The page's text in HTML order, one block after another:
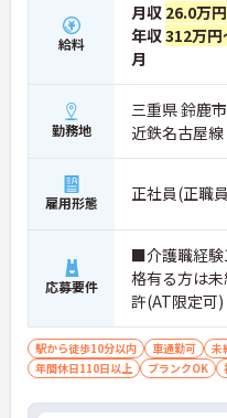
★おすすめPOINT★
・広域支援員として複数の
ームのパートスタッフの教育
ネージャー候補としてのス
す。
があり、20代から60代まで
ます。年間休日も114日確保
なく長期的なキャリアを築い
・全施設がバリアフリー設
おり、清潔感にあふれた美
に加え、ソフト面でも「献
備」により現場の負担が大
ご利用者様の安全性はもち
っても身体的負担が少なく
保って業務に集中できます。
給料
月収 26.0万円
年収312万円
月
勤務地
三重県 鈴鹿
近鉄名古屋
雇用形態 正社員(正職
応募要件
■介護職経
格有る方は
許(AT限定
がい者福祉
迎
駅から徒歩10分以内 車通勤可 未
年間休日110日以上
ブランクOK